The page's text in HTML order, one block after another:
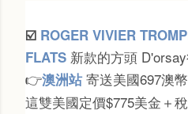
☑️ ROGER VIVIER
FLATS 新款的方頭
👉澳洲站寄送美國697澳
這雙美國定價$775美金＋